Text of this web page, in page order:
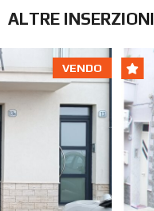
ALTRE
VENDO